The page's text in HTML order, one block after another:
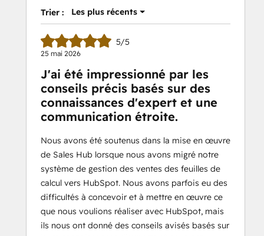
Trier : Les plus récents
5/5
25 mai 2026
J'ai été impressionné par les
conseils précis basés sur des
connaissances d'expert et une
communication étroite.
Nous avons été soutenus dans la mise en œuvre
de Sales Hub lorsque nous avons migré notre
système de gestion des ventes des feuilles de
calcul vers HubSpot. Nous avons parfois eu des
difficultés à concevoir et à mettre en œuvre ce
que nous voulions réaliser avec HubSpot, mais
ils nous ont donné des conseils avisés basés sur